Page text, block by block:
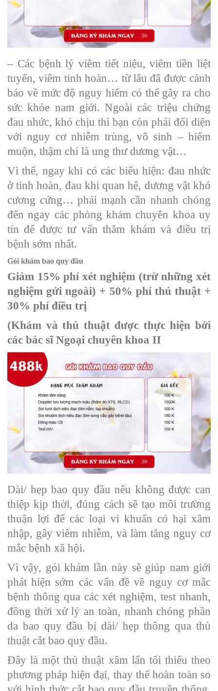
– Các bệnh lý viêm tiết niệu, viêm tiền liệt
tuyến, viêm tinh hoàn… từ lâu đã được cảnh
báo về mức độ nguy hiểm có thể gây ra cho
sức khỏe nam giới. Ngoài các triệu chứng
đau nhức, khó chịu thì bạn còn phải đối diện
với nguy cơ nhiễm trùng, vô sinh – hiếm
muộn, thậm chí là ung thư dương vật…
Vì thế, ngay khi có các biểu hiện: đau nhức
ở tinh hoàn, đau khi quan hệ, dương vật khó
cương cứng… phái mạnh cần nhanh chóng
đến ngay các phòng khám chuyên khoa uy
tín để được tư vấn thăm khám và điều trị
bệnh sớm nhất.
Gói khám bao quy đầu
Giảm 15% phí xét nghiệm (trừ những xét
nghiệm gửi ngoài) + 50% phí thủ thuật +
30% phí điều trị
(Khám và thủ thuật được thực hiện bởi
các bác sĩ Ngoại chuyên khoa II
Dài/ hẹp bao quy đầu nếu không được can
thiệp kịp thời, đúng cách sẽ tạo môi trường
thuận lợi để các loại vi khuẩn có hại xâm
nhập, gây viêm nhiễm, và làm tăng nguy cơ
mắc bệnh xã hội.
Vì vậy, gói khám lần này sẽ giúp nam giới
phát hiện sớm các vấn đề về nguy cơ mắc
bệnh thông qua các xét nghiệm, test nhanh,
đồng thời xử lý an toàn, nhanh chóng phần
da bao quy đầu bị dài/ hẹp thông qua thủ
thuật cắt bao quy đầu.
Đây là một thủ thuật xâm lấn tối thiểu theo
phương pháp hiện đại, thay thế hoàn toàn so